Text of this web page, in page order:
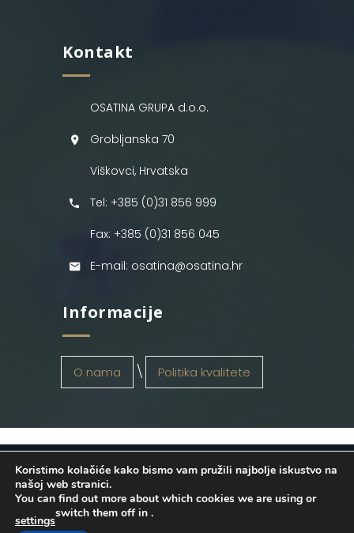
Kontakt
OSATINA GRUPA d.o.o.
Grobljanska 70
Viškovci, Hrvatska
Tel: +385 (0)31 856 999
Fax: +385 (0)31 856 045
E-mail: osatina@osatina.hr
Informacije
O nama Politika kvalitete
OSATINA GRUPA d.o.o. 2026
. Configured
byINFOS Osijek. Sva prava pridržana.
Koristimo kolačiće kako bismo vam pružili najbolje iskustvo na
našoj web stranici.
You can find out more about which cookies we are using or
switch them off in
settings
.